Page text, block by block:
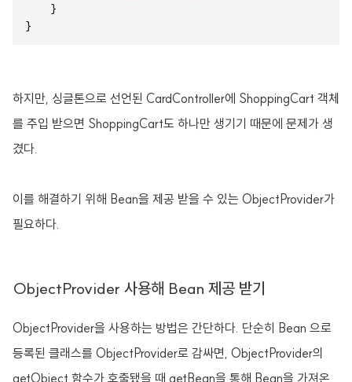
    }
}
하지만, 싱글톤으로 선언된 CardController에 ShoppingCart 객체
를 주입 받으면 ShoppingCart도 하나만 생기기 때문에 문제가 생
겼다.
이를 해결하기 위해 Bean을 제공 받을 수 있는 ObjectProvider가
필요하다.
ObjectProvider 사용해 Bean 제공 받기
ObjectProvider을 사용하는 방법은 간단하다. 단순히 Bean 으로
등록된 클래스를 ObjectProvider로 감싸면, ObjectProvider의
getObject 함수가 호출됐을 때 getBean을 통해 Bean을 가져온